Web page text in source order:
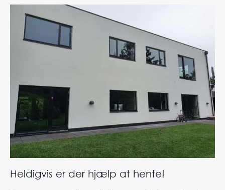
Heldigvis er der hjælp at hente!